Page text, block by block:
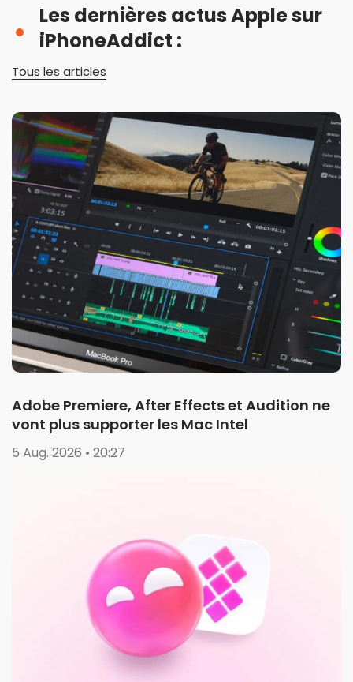
Les dernières actus Apple sur
iPhoneAddict :
Tous les articles
Adobe Premiere, After Effects et Audition ne
vont plus supporter les Mac Intel
5 Aug. 2026 • 20:27